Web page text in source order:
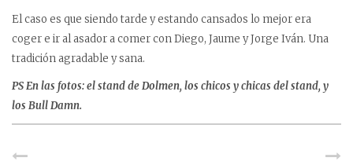
El caso es que siendo tarde y estando cansados lo mejor era
coger e ir al asador a comer con Diego, Jaume y Jorge Iván. Una
tradición agradable y sana.
PS En las fotos: el stand de Dolmen, los chicos y chicas del stand, y
los Bull Damn.